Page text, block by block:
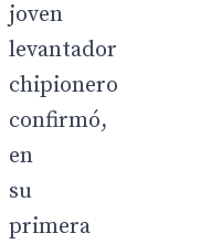
joven
levantador
chipionero
confirmó,
en
su
primera